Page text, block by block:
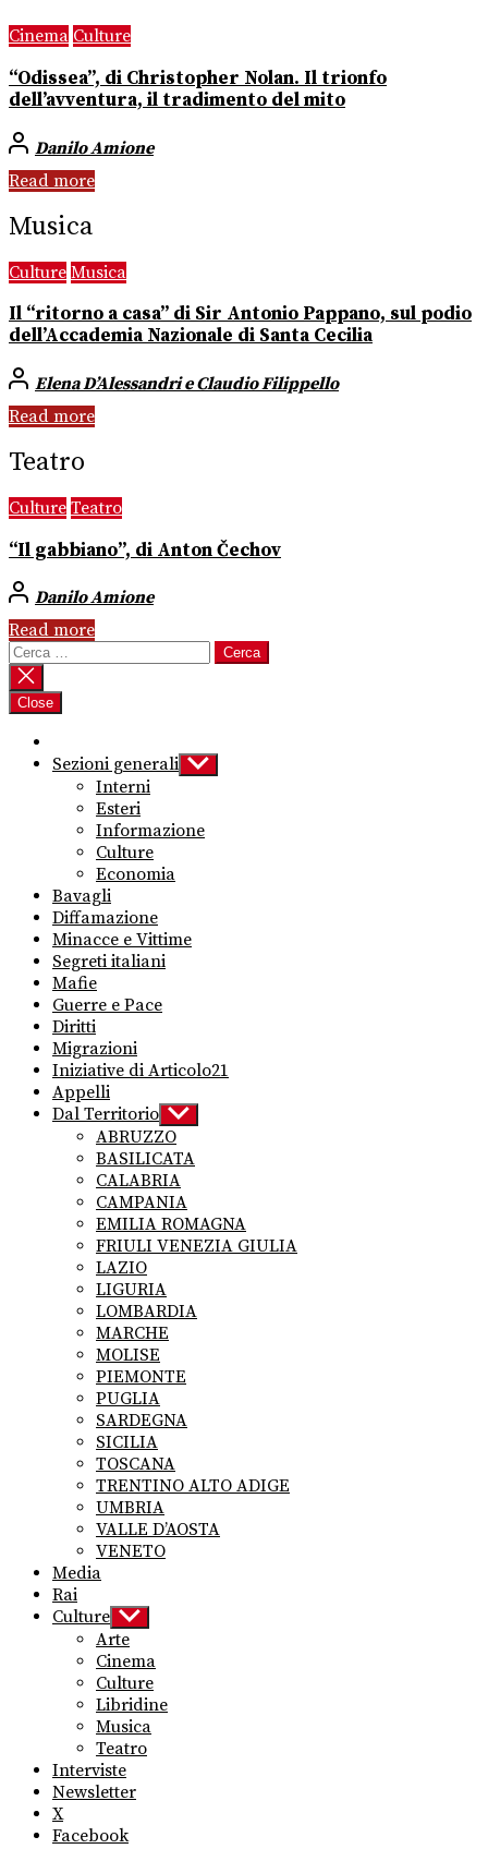
Cinema Culture
“Odissea”, di Christopher Nolan. Il trionfo
dell’avventura, il tradimento del mito
Danilo Amione
Read more
Musica
Culture Musica
Il “ritorno a casa” di Sir Antonio Pappano, sul podio
dell’Accademia Nazionale di Santa Cecilia
Elena D’Alessandri e Claudio Filippello
Read more
Teatro
Culture Teatro
“Il gabbiano”, di Anton Čechov
Danilo Amione
Read more
Ricerca
per:
Close
Sezioni generali Show
sub
Interni
Esteri
Informazione
Culture
Economia
Bavagli
Diffamazione
Minacce e Vittime
Segreti italiani
Mafie
Guerre e Pace
Diritti
Migrazioni
Iniziative di Articolo21
Appelli
Dal Territorio Show
sub
menu
ABRUZZO
BASILICATA
CALABRIA
CAMPANIA
EMILIA ROMAGNA
FRIULI VENEZIA GIULIA
LAZIO
LIGURIA
LOMBARDIA
MARCHE
MOLISE
PIEMONTE
PUGLIA
SARDEGNA
SICILIA
TOSCANA
TRENTINO ALTO ADIGE
UMBRIA
VALLE D’AOSTA
VENETO
Media
Rai
Culture Show
sub
menu
Arte
Cinema
Culture
Libridine
Musica
Teatro
Interviste
Newsletter
X
Facebook